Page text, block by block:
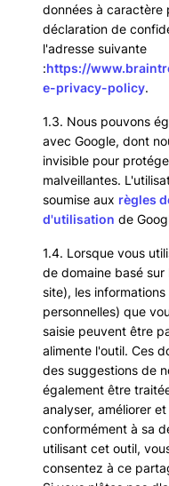
données à caractère
déclaration de
l'adresse suivante
:https://
e-privacy-policy.
1.3. Nous pouvons
avec Google, dont
invisible pour
malveillantes.
soumise aux règles
d'utilisation de
1.4. Lorsque vous
de domaine basé
site), les
personnelles) que
saisie peuvent être
alimente l'outil. Ces
des suggestions de
également être
analyser, améliorer
conformément à sa
utilisant cet outil,
consentez à ce